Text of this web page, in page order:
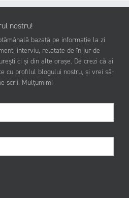
nostru!
bazată pe informație la zi
interviu, relatate de în jur de
ci și din alte orașe. De crezi că ai
cu profilul blogului nostru, și vrei să-
scrii. Mulțumim!